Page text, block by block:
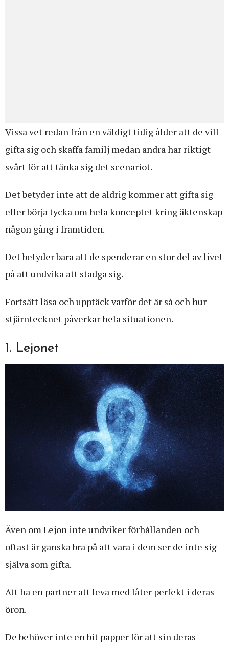
Vissa vet redan från en väldigt tidig ålder att de vill
gifta sig och skaffa familj medan andra har riktigt
svårt för att tänka sig det scenariot.
Det betyder inte att de aldrig kommer att gifta sig
eller börja tycka om hela konceptet kring äktenskap
någon gång i framtiden.
Det betyder bara att de spenderar en stor del av livet
på att undvika att stadga sig.
Fortsätt läsa och upptäck varför det är så och hur
stjärntecknet påverkar hela situationen.
1. Lejonet
Även om Lejon inte undviker förhållanden och
oftast är ganska bra på att vara i dem ser de inte sig
själva som gifta.
Att ha en partner att leva med låter perfekt i deras
öron.
De behöver inte en bit papper för att sin deras